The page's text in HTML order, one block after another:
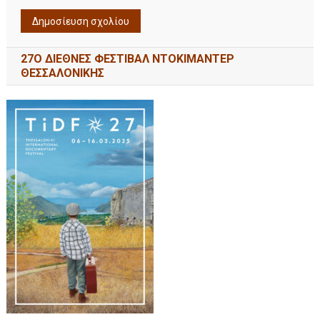
27Ο ΔΙΕΘΝΕΣ ΦΕΣΤΙΒΑΛ ΝΤΟΚΙΜΑΝΤΕΡ
ΘΕΣΣΑΛΟΝΙΚΗΣ